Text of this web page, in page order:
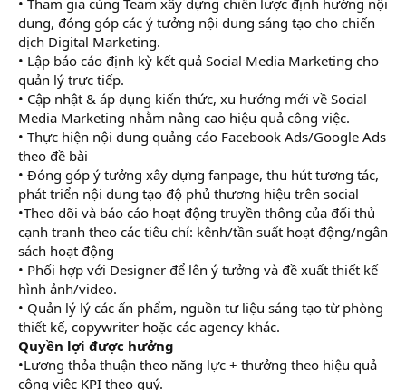
dung, đóng góp các ý tưởng nội dung sáng tạo cho chiến
dịch Digital Marketing.
• Lập báo cáo định kỳ kết quả Social Media Marketing cho
quản lý trực tiếp.
• Cập nhật & áp dụng kiến thức, xu hướng mới về Social
Media Marketing nhằm nâng cao hiệu quả công việc.
• Thực hiện nội dung quảng cáo Facebook Ads/Google Ads
theo đề bài
• Đóng góp ý tưởng xây dựng fanpage, thu hút tương tác,
phát triển nội dung tạo độ phủ thương hiệu trên social
•Theo dõi và báo cáo hoạt động truyền thông của đối thủ
cạnh tranh theo các tiêu chí: kênh/tần suất hoạt động/ngân
sách hoạt động
• Phối hợp với Designer để lên ý tưởng và đề xuất thiết kế
hình ảnh/video.
• Quản lý lý các ấn phẩm, nguồn tư liệu sáng tạo từ phòng
thiết kế, copywriter hoặc các agency khác.
Quyền lợi được hưởng
•Lương thỏa thuận theo năng lực + thưởng theo hiệu quả
công việc KPI theo quý.